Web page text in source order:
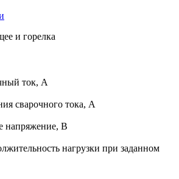
и горелка
ток, А
сварочного тока, А
напряжение, В
нагрузки при заданном